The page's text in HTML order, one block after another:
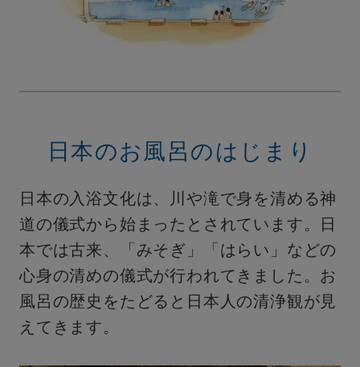
日本のお風呂のはじまり
日本の入浴文化は、川や滝で身を清める神
道の儀式から始まったとされています。日
本では古来、「みそぎ」「はらい」などの
心身の清めの儀式が行われてきました。お
風呂の歴史をたどると日本人の清浄観が見
えてきます。